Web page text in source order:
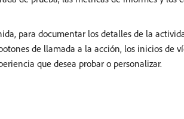
para documentar los detalles de la
de llamada a la acción, los inicios de
que desea probar o personalizar.